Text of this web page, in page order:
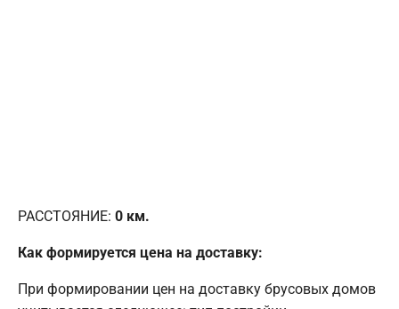
РАССТОЯНИЕ: 0 км.
Как формируется цена на доставку:
При формировании цен на доставку брусовых домов